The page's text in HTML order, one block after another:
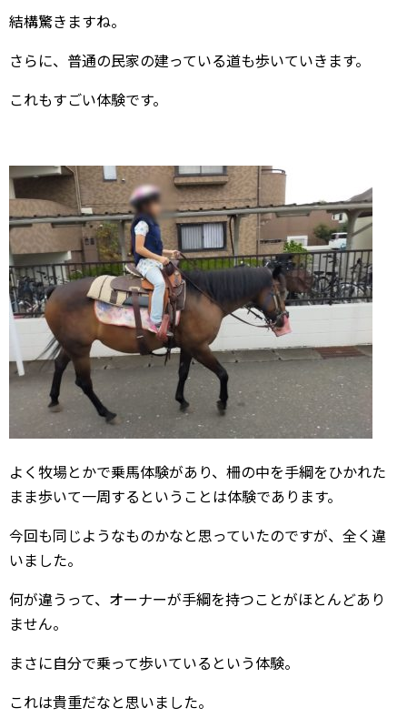
結構驚きますね。
さらに、普通の民家の建っている道も歩いていきます。
これもすごい体験です。
よく牧場とかで乗馬体験があり、柵の中を手綱をひかれた
まま歩いて一周するということは体験であります。
今回も同じようなものかなと思っていたのですが、全く違
いました。
何が違うって、オーナーが手綱を持つことがほとんどあり
ません。
まさに自分で乗って歩いているという体験。
これは貴重だなと思いました。